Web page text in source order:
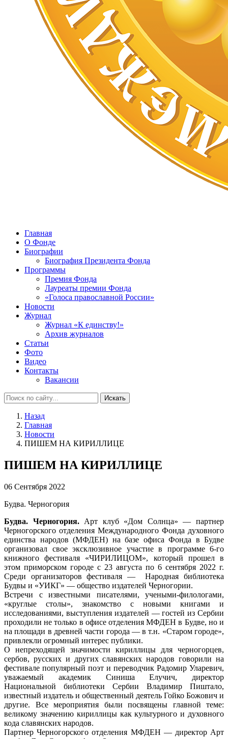
Главная
О Фонде
Биографии
Биография Президента Фонда
Программы
Премия Фонда
Лауреаты премии Фонда
«Голоса православной России»
Новости
Журнал
Журнал «К единству!»
Архив журналов
Статьи
Фото
Видео
Контакты
Вакансии
Искать
Назад
Главная
Новости
ПИШЕМ НА КИРИЛЛИЦЕ
ПИШЕМ НА КИРИЛЛИЦЕ
06 Сентября 2022
Будва. Черногория
Будва. Черногория. Арт клуб «Дом Солнца» — партнер
Черногорского отделения Международного Фонда духовного
единства народов (МФДЕН) на базе офиса Фонда в Будве
организовал свое эксклюзивное участие в программе 6-го
книжного фестиваля «ЧИРИЛИЦОМ», который прошел в
этом приморском городе с 23 августа по 6 сентября 2022 г.
Среди организаторов фестиваля — Народная библиотека
Будвы и «УИКГ» — общество издателей Черногории.
Встречи с известными писателями, учеными-филологами,
«круглые столы», знакомство с новыми книгами и
исследованиями, выступления издателей — гостей из Сербии
проходили не только в офисе отделения МФДЕН в Будве, но и
на площади в древней части города — в т.н. «Старом городе»,
привлекли огромный интерес публики.
О непреходящей значимости кириллицы для черногорцев,
сербов, русских и других славянских народов говорили на
фестивале популярный поэт и переводчик Радомир Уларевич,
уважаемый академик Синиша Елучич, директор
Национальной библиотеки Сербии Владимир Пиштало,
известный издатель и общественный деятель Гойко Божович и
другие. Все мероприятия были посвящены главной теме:
великому значению кириллицы как культурного и духовного
кода славянских народов.
Партнер Черногорского отделения МФДЕН — директор Арт